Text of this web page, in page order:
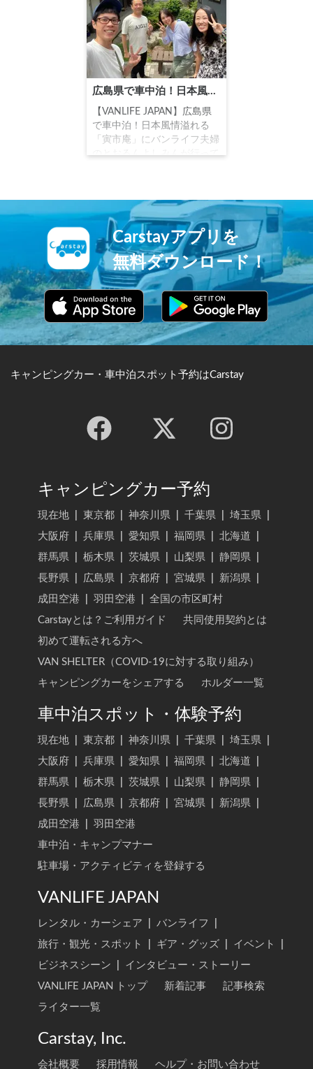
広島県で車中泊！日本風情溢れる「寅市庵」にバンライフ夫婦のとおるんよしみんが行ってきた
【VANLIFE JAPAN】広島県
で車中泊！日本風情溢れる
「寅市庵」にバンライフ夫婦
のとおるんよしみんが行って
Carstayアプリを
無料ダウンロード！
キャンピングカー・車中泊スポット予約はCarstay
キャンピングカー予約
現在地 東京都 神奈川県 千葉県 埼玉県
大阪府
兵庫県 愛知県 福岡県 北海道
群馬県
栃木県 茨城県 山梨県 静岡県
長野県
広島県 京都府 宮城県 新潟県
成田空港
羽田空港
全国の市区町村
Carstayとは？ご利用ガイド
共同使用契約とは
初めて運転される方へ
VAN SHELTER（COVID-19に対する取り組み）
キャンピングカーをシェアする
ホルダー一覧
車中泊スポット・体験予約
現在地 東京都 神奈川県 千葉県 埼玉県
大阪府
兵庫県 愛知県 福岡県 北海道
群馬県
栃木県 茨城県 山梨県 静岡県
長野県
広島県 京都府 宮城県 新潟県
成田空港
羽田空港
車中泊・キャンプマナー
駐車場・アクティビティを登録する
VANLIFE JAPAN
レンタル・カーシェア バンライフ
旅行・観光・スポット
ギア・グッズ イベント
ビジネスシーン
インタビュー・ストーリー
VANLIFE JAPAN トップ
新着記事
記事検索
ライター一覧
Carstay, Inc.
会社概要 採用情報 ヘルプ・お問い合わせ